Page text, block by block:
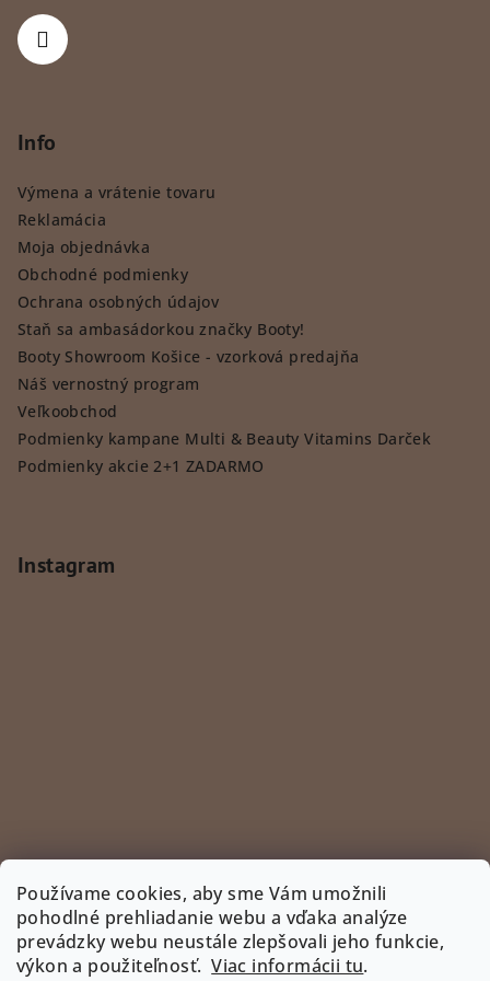
Používame cookies, aby sme Vám umožnili
pohodlné prehliadanie webu a vďaka analýze
prevádzky webu neustále zlepšovali jeho funkcie,
výkon a použiteľnosť.Viac informácii tu.
Info
Výmena a vrátenie tovaru
Reklamácia
Moja objednávka
Obchodné podmienky
Ochrana osobných údajov
Staň sa ambasádorkou značky Booty!
Booty Showroom Košice - vzorková predajňa
Náš vernostný program
Veľkoobchod
Podmienky kampane Multi & Beauty Vitamins Darček
Podmienky akcie 2+1 ZADARMO
Instagram
Sledovať na Instagrame